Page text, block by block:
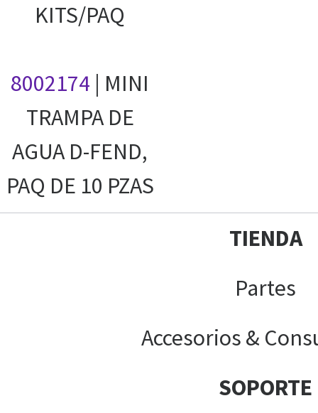
KITS/PAQ
8002174 | MINI
TRAMPA DE
AGUA D-FEND,
PAQ DE 10 PZAS
TIENDA
Partes
Accesorios &
SOPORTE